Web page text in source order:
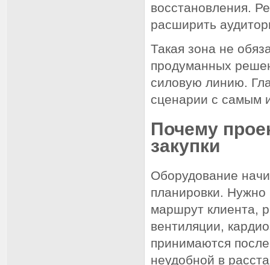
восстановления.
расширить
Такая зона не
продуманных
силовую линию.
сценарии с самым
Почему
закупки
Оборудование
планировки. Нужно
маршрут клиента,
вентиляции,
принимаются
неудобной в